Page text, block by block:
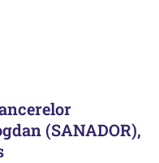
(SANADOR),